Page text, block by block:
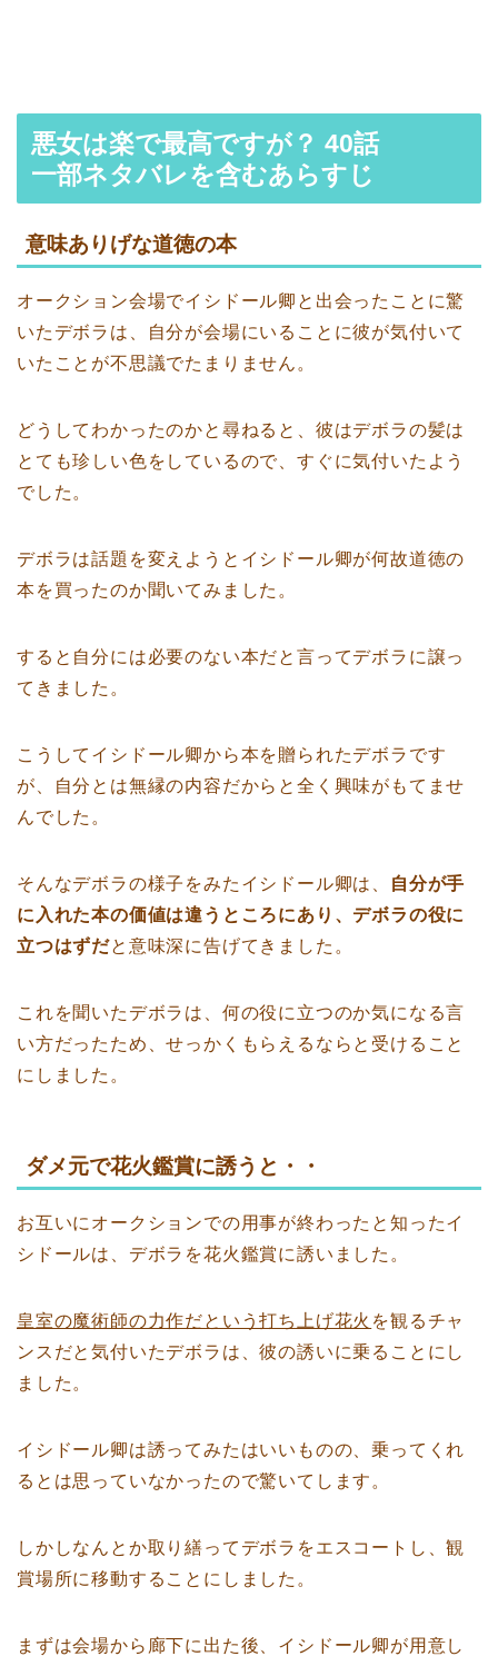
悪女は楽で最高ですが？ 40話
一部ネタバレを含むあらすじ
意味ありげな道徳の本
オークション会場でイシドール卿と出会ったことに驚
いたデボラは、自分が会場にいることに彼が気付いて
いたことが不思議でたまりません。
どうしてわかったのかと尋ねると、彼はデボラの髪は
とても珍しい色をしているので、すぐに気付いたよう
でした。
デボラは話題を変えようとイシドール卿が何故道徳の
本を買ったのか聞いてみました。
すると自分には必要のない本だと言ってデボラに譲っ
てきました。
こうしてイシドール卿から本を贈られたデボラです
が、自分とは無縁の内容だからと全く興味がもてませ
んでした。
そんなデボラの様子をみたイシドール卿は、
自分が手
に入れた本の価値は違うところにあり、デボラの役に
立つはずだと意味深に告げてきました。
これを聞いたデボラは、何の役に立つのか気になる言
い方だったため、せっかくもらえるならと受けること
にしました。
ダメ元で花火鑑賞に誘うと・・
お互いにオークションでの用事が終わったと知ったイ
シドールは、デボラを花火鑑賞に誘いました。
皇室の魔術師の力作だという打ち上げ花火 を観るチャ
ンスだと気付いたデボラは、彼の誘いに乗ることにし
ました。
イシドール卿は誘ってみたはいいものの、乗ってくれ
るとは思っていなかったので驚いてします。
しかしなんとか取り繕ってデボラをエスコートし、観
賞場所に移動することにしました。
まずは会場から廊下に出た後、イシドール卿が用意し